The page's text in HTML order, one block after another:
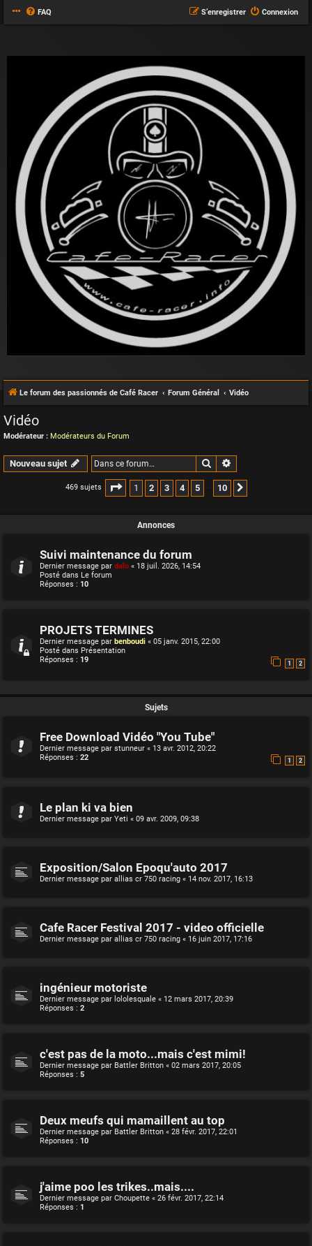
FAQ Connexion
S’enregistrer
Le forum des passionnés de Café Racer Forum Général Vidéo
Vidéo
Modérateur : Modérateurs du Forum
Nouveau sujet Rechercher
469 sujets Page 1sur10
1 2 3 4 5 10
Annonces
Suivi maintenance du forum
Dernier message par dalo « 18 juil. 2026, 14:54
Posté dans Le forum
Réponses : 10
PROJETS TERMINES
Dernier message par benboudi « 05 janv. 2015, 22:00
Posté dans Présentation
Réponses : 19 1 2
Sujets
Free Download Vidéo "You Tube"
Dernier message par stunneur « 13 avr. 2012, 20:22
Réponses : 22 1 2
Le plan ki va bien
Dernier message par Yeti « 09 avr. 2009, 09:38
Exposition/Salon Epoqu'auto 2017
Dernier message par allias cr 750 racing « 14 nov. 2017, 16:13
Cafe Racer Festival 2017 - video officielle
Dernier message par allias cr 750 racing « 16 juin 2017, 17:16
ingénieur motoriste
Dernier message par lololesquale « 12 mars 2017, 20:39
Réponses : 2
c'est pas de la moto...mais c'est mimi!
Dernier message par Battler Britton « 02 mars 2017, 20:05
Réponses : 5
Deux meufs qui mamaillent au top
Dernier message par Battler Britton « 28 févr. 2017, 22:01
Réponses : 10
j'aime poo les trikes..mais....
Dernier message par Choupette « 26 févr. 2017, 22:14
Réponses : 1